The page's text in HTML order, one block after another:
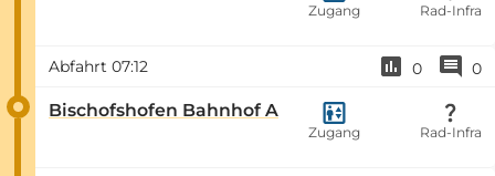
Zugang Rad-Infra
Abfahrt 07:12 0 0
Bischofshofen Bahnhof A
Zugang Rad-Infra